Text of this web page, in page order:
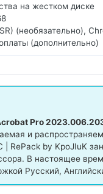
на жестком диске
(необязательно),
(дополнительно)
Pro
и
RePack by KpoJIuK
В настоящее
Русский,